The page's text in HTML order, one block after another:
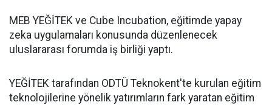
MEB YEĞİTEK ve Cube Incubation, eğitimde yapay
zeka uygulamaları konusunda düzenlenecek
uluslararası forumda iş birliği yaptı.
YEĞİTEK tarafından ODTÜ Teknokent'te kurulan eğitim
teknolojilerine yönelik yatırımların fark yaratan eğitim